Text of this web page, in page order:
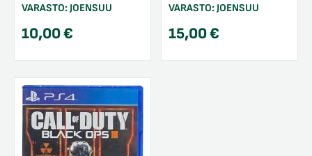
VARASTO: JOENSUU
10,00€
VARASTO: JOENSUU
15,00€